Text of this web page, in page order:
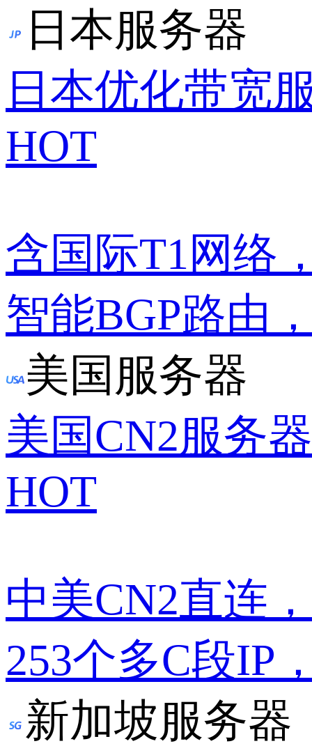
日本服务器
日本优化带宽
HOT
含国际T1网络
智能BGP路由
美国服务器
美国CN2服务器
HOT
中美CN2直连
253个多C段IP
新加坡服务器